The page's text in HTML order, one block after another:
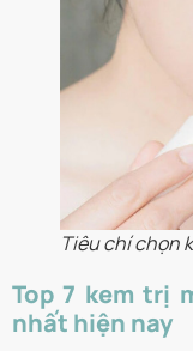
Tiêu chí chọn
Top 7 kem trị
nhất hiện nay